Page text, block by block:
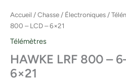
Accueil /Chasse / Électroniques /
800 – LCD – 6×21
Télémètres
HAWKE LRF 800 –
6×21